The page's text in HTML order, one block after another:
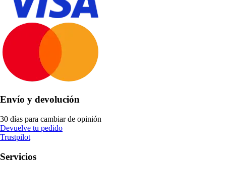
Envío y devolución
30 días para cambiar de opinión
Devuelve tu pedido
Trustpilot
Servicios